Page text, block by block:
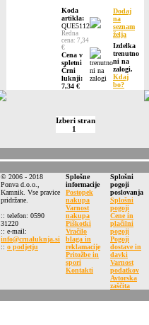
Koda
artikla:
QUE5112
Redna
cena: 7,34
€
Cena v
spletni
Črni
luknji:
7,34 €
Dodaj
na
seznam
želja
Izdelka
trenutno
ni na
zalogi.
Kdaj
bo?
Izberi stran
1
© 2006 - 2018
Ponva d.o.o.,
Kamnik. Vse pravice
pridržane.
:: telefon: 0590
31220
:: e-mail:
info@crnaluknja.si
:: o podjetju
Splošne
informacije
Postopek
nakupa
Varnost
nakupa
Piškotki
Vračilo
blaga in
reklamacije
Pritožbe in
spori
Kontakti
Splošni
pogoji
poslovanja
Splošni
pogoji
Cene in
plačilni
pogoji
Pogoji
dostave in
davki
Varnost
podatkov
Avtorska
zaščita